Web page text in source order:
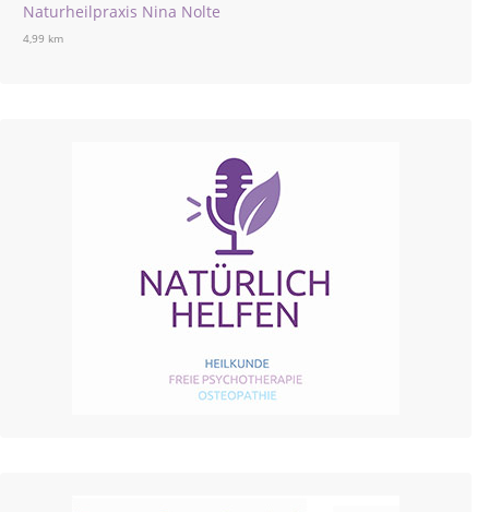
Naturheilpraxis Nina Nolte
4,99 km